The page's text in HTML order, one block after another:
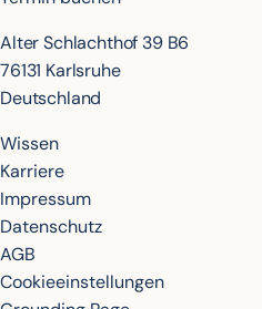
Alter Schlachthof 39 B6
76131 Karlsruhe
Deutschland
Wissen
Karriere
Impressum
Datenschutz
AGB
Cookieeinstellungen